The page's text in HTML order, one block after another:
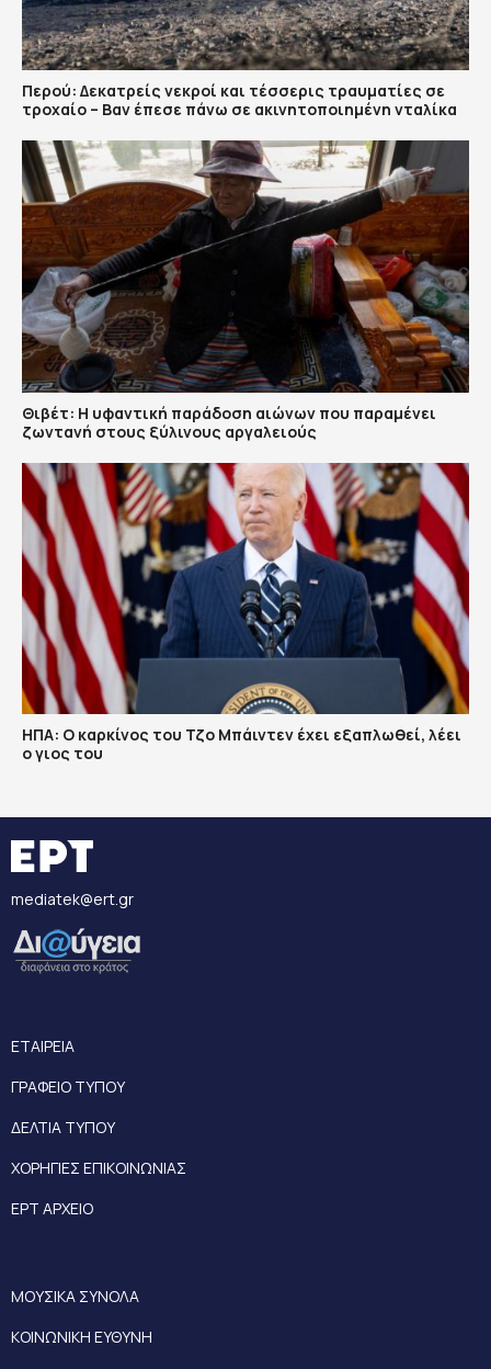
Περού: Δεκατρείς νεκροί και τέσσερις τραυματίες σε
τροχαίο – Βαν έπεσε πάνω σε ακινητοποιημένη νταλίκα
Θιβέτ: Η υφαντική παράδοση αιώνων που παραμένει
ζωντανή στους ξύλινους αργαλειούς
ΗΠΑ: Ο καρκίνος του Τζο Μπάιντεν έχει εξαπλωθεί, λέει
ο γιος του
mediatek@ert.gr
ΕΤΑΙΡΕΙΑ
ΓΡΑΦΕΙΟ ΤΥΠΟΥ
ΔΕΛΤΙΑ ΤΥΠΟΥ
ΧΟΡΗΓΙΕΣ ΕΠΙΚΟΙΝΩΝΙΑΣ
ΕΡΤ ΑΡΧΕΙΟ
ΜΟΥΣΙΚΑ ΣΥΝΟΛΑ
ΚΟΙΝΩΝΙΚΗ ΕΥΘΥΝΗ